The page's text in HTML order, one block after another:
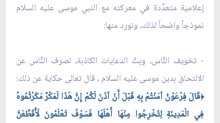
إعلامية متعدِّدة في معركته مع النبي موسى عليه السلام
نموذجاً واضحاً لذلك، ونورد منها:
- تخويف النَّاس، وبثّ الدعايات الكاذبة، لصرف النَّاس عن
الالتحاق بدين موسى عليه السلام ، قال تعالى حكاية عن ذلك:
﴿قَالَ فِرْعَوْنُ آمَنْتُمْ بِهِ قَبْلَ أَنْ آذَنَ لَكُمْ إِنَّ هَذَا لَمَكْرٌ مَكَرْتُمُوهُ
فِي الْمَدِينَةِ لِتُخْرِجُوا مِنْهَا أَهْلَهَا فَسَوْفَ تَعْلَمُونَ لَأُقَطِّعَنَّ